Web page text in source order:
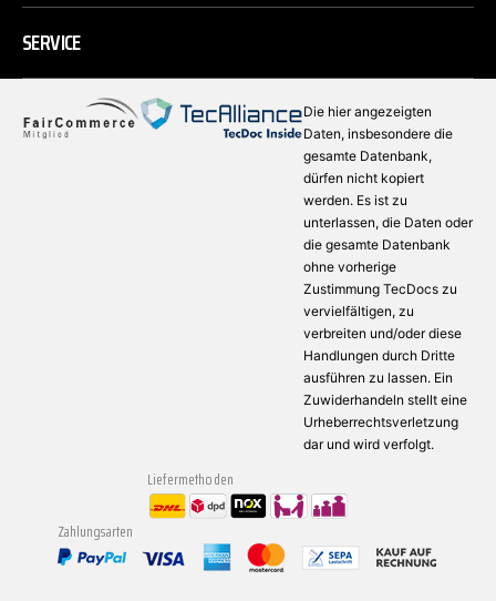
SERVICE
Die hier angezeigten
Daten, insbesondere die
gesamte Datenbank,
dürfen nicht kopiert
werden. Es ist zu
unterlassen, die Daten oder
die gesamte Datenbank
ohne vorherige
Zustimmung TecDocs zu
vervielfältigen, zu
verbreiten und/oder diese
Handlungen durch Dritte
ausführen zu lassen. Ein
Zuwiderhandeln stellt eine
Urheberrechtsverletzung
dar und wird verfolgt.
Liefermethoden
Zahlungsarten